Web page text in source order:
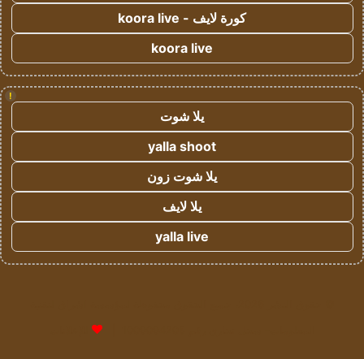
كورة لايف - koora live
koora live
!
يلا شوت
yalla shoot
يلا شوت زون
يلا لايف
yalla live